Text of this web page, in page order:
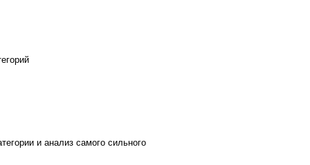
и анализ самого сильного